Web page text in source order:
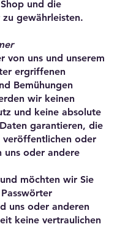
und die
gewährleisten.
von uns und unserem
ergriffenen
Bemühungen
wir keinen
und keine absolute
garantieren, die
veröffentlichen oder
uns oder andere
möchten wir Sie
uns oder anderen
keine vertraulichen